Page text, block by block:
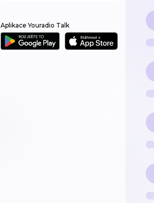
Aplikace Youradio Talk